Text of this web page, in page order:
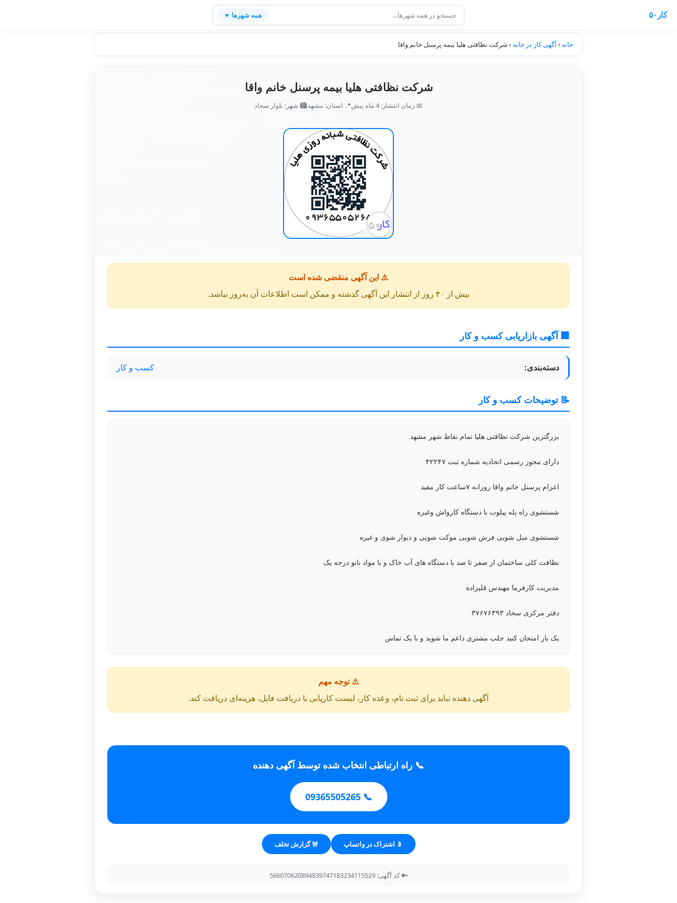
کار۵۰ همه شهرها ▼
خانه ›آگهی کار در خانه › شرکت نظافتی هلیا بیمه پرسنل خانم واقا
شرکت نظافتی هلیا بیمه پرسنل خانم واقا
📅 زمان انتشار: 4 ماه پیش 📍 استان: مشهد🏙️ شهر: بلوار سجاد
⚠️ این آگهی منقضی شده است
بیش از ۴۰ روز از انتشار این آگهی گذشته و ممکن است اطلاعات آن به‌روز نباشد.
🏢 آگهی بازاریابی کسب و کار
دسته‌بندی: کسب و کار
📝 توضیحات کسب و کار
بزرگترین شرکت نظافتی هلیا تمام نقاط شهر مشهد
دارای مجوز رسمی اتحادیه شماره ثبت ۴۲۲۴۷
اعزام پرسنل خانم واقا روزانه ۷ساعت کار مفید
شستشوی راه پله پیلوت با دستگاه کارواش وغیره
شستشوی مبل شویی فرش شویی موکت شویی و دیوار شوی و غیره
نظافت کلی ساختمان از صفر تا صد با دستگاه های آب خاک و با مواد نانو درجه یک
مدیریت کارفرما مهندس قلیزاده
دفتر مرکزی سجاد ۳۷۶۷۶۳۹۳
یک بار امتحان کنید جلب مشتری داعم ما شوید و با یک تماس
⚠️ توجه مهم
آگهی دهنده نباید برای ثبت نام، وعده کار، لیست کاریابی یا دریافت فایل، هزینه‌ای دریافت کند.
📞 راه ارتباطی انتخاب شده توسط آگهی دهنده
📞 09365505265
📱 اشتراک در واتساپ 🚨 گزارش تخلف
🔑 کد آگهی: 566070620894839747183234115529